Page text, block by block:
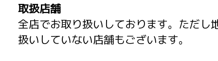
取扱店舗
全店でお取り扱いしております。ただし
扱いしていない店舗もございます。